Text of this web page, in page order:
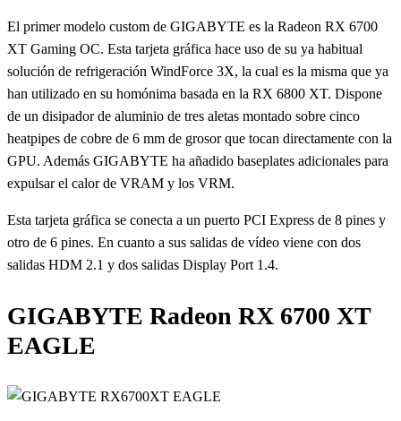
El primer modelo custom de GIGABYTE es la Radeon RX 6700
XT Gaming OC. Esta tarjeta gráfica hace uso de su ya habitual
solución de refrigeración WindForce 3X, la cual es la misma que ya
han utilizado en su homónima basada en la RX 6800 XT. Dispone
de un disipador de aluminio de tres aletas montado sobre cinco
heatpipes de cobre de 6 mm de grosor que tocan directamente con la
GPU. Además GIGABYTE ha añadido baseplates adicionales para
expulsar el calor de VRAM y los VRM.
Esta tarjeta gráfica se conecta a un puerto PCI Express de 8 pines y
otro de 6 pines. En cuanto a sus salidas de vídeo viene con dos
salidas HDM 2.1 y dos salidas Display Port 1.4.
GIGABYTE Radeon RX 6700 XT
EAGLE